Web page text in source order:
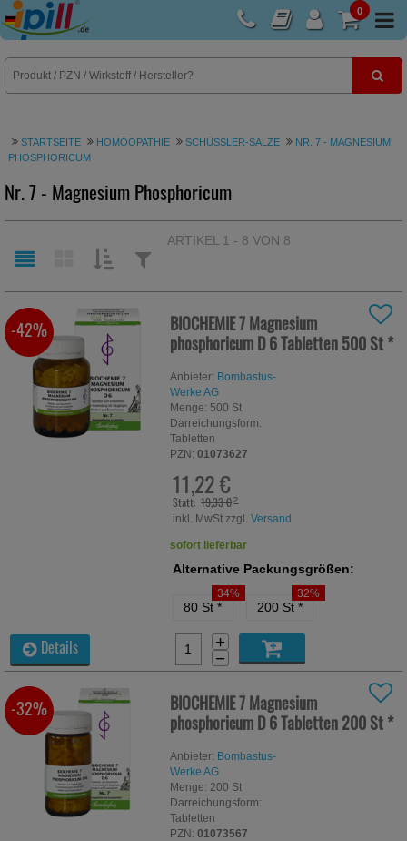
0
E-Rezept
STARTSEITE HOMÖOPATHIE SCHÜSSLER-SALZE
NR. 7 - MAGNESIUM
PHOSPHORICUM
Nr. 7 - Magnesium Phosphoricum
SORTIEREN
FILTERN
ARTIKEL 1 - 8 VON 8
BIOCHEMIE 7 Magnesium
phosphoricum D 6 Tabletten500 St*
Anbieter: Bombastus-
Werke AG
Menge: 500 St
Darreichungsform:
Tabletten
PZN: 01073627
11,22 €
Statt: 19,33 €²
inkl. MwSt zzgl.Versand
-42%
sofort lieferbar
Alternative Packungsgrößen:
80 St*
34%
200 St *
32%
+
−
Details
BIOCHEMIE 7 Magnesium
phosphoricum D 6 Tabletten200 St*
Anbieter: Bombastus-
Werke AG
Menge: 200 St
Darreichungsform:
Tabletten
PZN: 01073567
-32%